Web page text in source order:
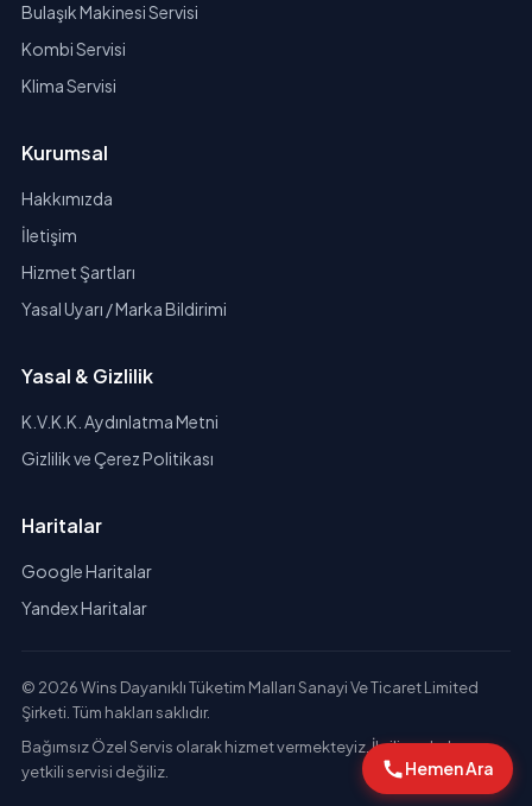
Bulaşık Makinesi Servisi
Kombi Servisi
Klima Servisi
Kurumsal
Hakkımızda
İletişim
Hizmet Şartları
Yasal Uyarı / Marka Bildirimi
Yasal & Gizlilik
K.V.K.K. Aydınlatma Metni
Gizlilik ve Çerez Politikası
Haritalar
Google Haritalar
Yandex Haritalar
© 2026 Wins Dayanıklı Tüketim Malları Sanayi Ve Ticaret Limited
Şirketi. Tüm hakları saklıdır.
Bağımsız Özel Servis olarak hizmet vermekteyiz. İlgili markaların
yetkili servisi değiliz.
Hemen Ara